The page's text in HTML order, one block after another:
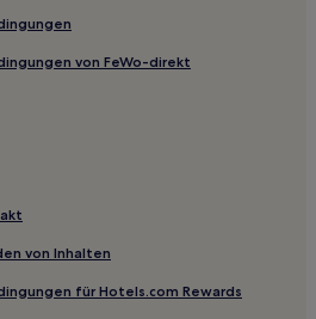
von FeWo-direkt
von Inhalten
für Hotels.com Rewards